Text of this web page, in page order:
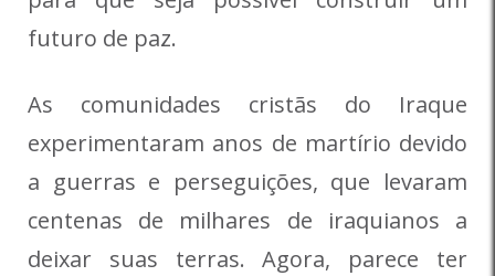
futuro de paz.
As comunidades cristãs do Iraque
experimentaram anos de martírio devido
a guerras e perseguições, que levaram
centenas de milhares de iraquianos a
deixar suas terras. Agora, parece ter